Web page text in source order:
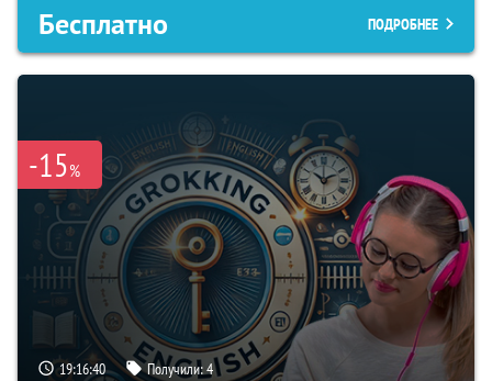
Бесплатно ПОДРОБНЕЕ
-15%
19:16:39 Получили:4